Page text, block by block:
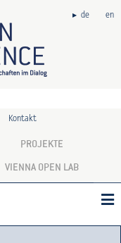
de en
Kontakt
PROJEKTE
VIENNA OPEN LAB